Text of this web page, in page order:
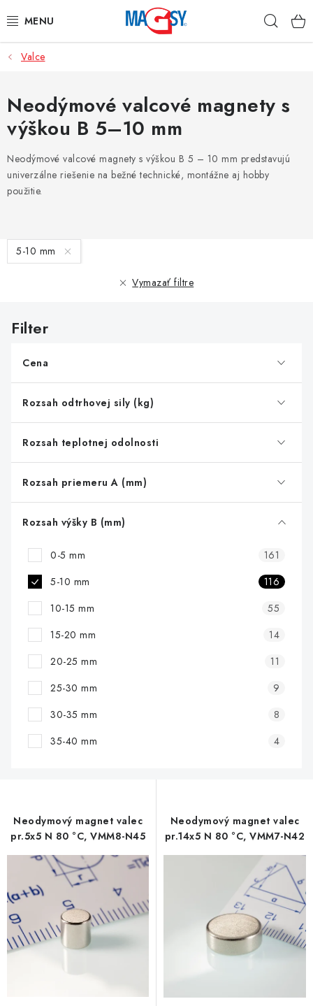
na
HLAVNÉ KATEGÓRIE
MAGNETICKÉ POMÔCKY
PRIEMYSELNÉ MAGNETY
OSTATNÉ MAGNETY
O nás Obchodné podmienky
Kontakt
Valce
Neodýmové valcové magnety s
výškou B 5–10 mm
Neodýmové valcové magnety s výškou B 5 – 10 mm predstavujú
univerzálne riešenie na bežné technické, montážne aj hobby
použitie.
V
ý
s
o
u
t
v
5-10 mm
Vymazať filtre
Cena
Rozsah odtrhovej sily (kg)
Rozsah teplotnej odolnosti
Rozsah priemeru A (mm)
Rozsah výšky B (mm)
0-5 mm
161
5-10 mm
116
10-15 mm
55
15-20 mm
14
20-25 mm
11
25-30 mm
9
30-35 mm
8
35-40 mm
4
Neodymový magnet valec
pr.5x5 N 80 °C, VMM8-N45
Neodymový magnet valec
pr.14x5 N 80 °C, VMM7-N42